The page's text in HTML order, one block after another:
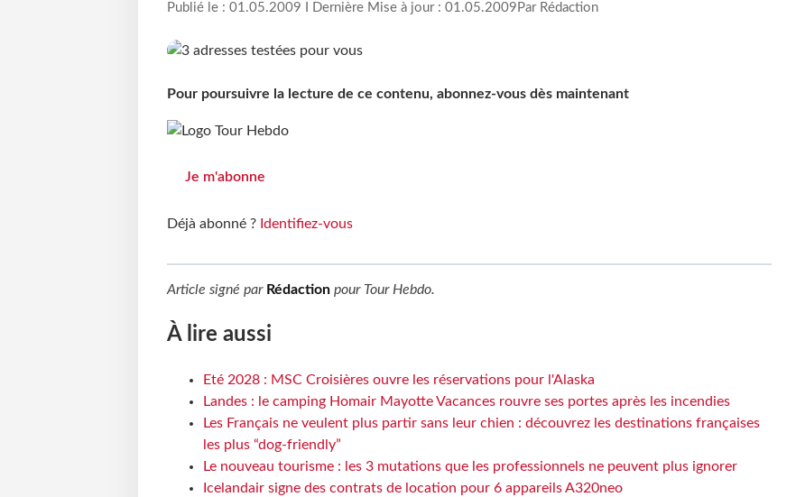
Publié le : 01.05.2009 I Dernière Mise à jour : 01.05.2009 Par Rédaction
Pour poursuivre la lecture de ce contenu, abonnez-vous dès maintenant
Je m'abonne
Déjà abonné ? Identifiez-vous
Article signé par Rédactionpour Tour Hebdo.
À lire aussi
Eté 2028 : MSC Croisières ouvre les réservations pour l'Alaska
Landes : le camping Homair Mayotte Vacances rouvre ses portes après les incendies
Les Français ne veulent plus partir sans leur chien : découvrez les destinations françaises
les plus “dog-friendly”
Le nouveau tourisme : les 3 mutations que les professionnels ne peuvent plus ignorer
Icelandair signe des contrats de location pour 6 appareils A320neo